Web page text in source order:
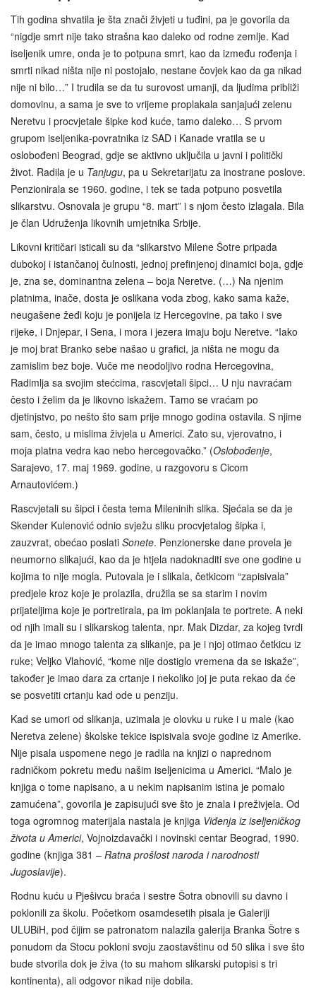
Tih godina shvatila je šta znači živjeti u tuđini, pa je govorila da
“nigdje smrt nije tako strašna kao daleko od rodne zemlje. Kad
iseljenik umre, onda je to potpuna smrt, kao da između rođenja i
smrti nikad ništa nije ni postojalo, nestane čovjek kao da ga nikad
nije ni bilo…” I trudila se da tu surovost umanji, da ljudima približi
domovinu, a sama je sve to vrijeme proplakala sanjajući zelenu
Neretvu i procvjetale šipke kod kuće, tamo daleko… S prvom
grupom iseljenika-povratnika iz SAD i Kanade vratila se u
oslobođeni Beograd, gdje se aktivno uključila u javni i politički
život. Radila je u Tanjugu, pa u Sekretarijatu za inostrane poslove.
Penzionirala se 1960. godine, i tek se tada potpuno posvetila
slikarstvu. Osnovala je grupu “8. mart” i s njom često izlagala. Bila
je član Udruženja likovnih umjetnika Srbije.
Likovni kritičari isticali su da “slikarstvo Milene Šotre pripada
dubokoj i istančanoj čulnosti, jednoj prefinjenoj dinamici boja, gdje
je, zna se, dominantna zelena – boja Neretve. (…) Na njenim
platnima, inače, dosta je oslikana voda zbog, kako sama kaže,
neugašene žeđi koju je ponijela iz Hercegovine, pa tako i sve
rijeke, i Dnjepar, i Sena, i mora i jezera imaju boju Neretve. “Iako
je moj brat Branko sebe našao u grafici, ja ništa ne mogu da
zamislim bez boje. Vuče me neodoljivo rodna Hercegovina,
Radimlja sa svojim stećcima, rascvjetali šipci… U nju navraćam
često i želim da je likovno iskažem. Tamo se vraćam po
djetinjstvo, po nešto što sam prije mnogo godina ostavila. S njime
sam, često, u mislima živjela u Americi. Zato su, vjerovatno, i
moja platna vedra kao nebo hercegovačko.” (Oslobođenje,
Sarajevo, 17. maj 1969. godine, u razgovoru s Cicom
Arnautovićem.)
Rascvjetali su šipci i česta tema Mileninih slika. Sjećala se da je
Skender Kulenović odnio svježu sliku procvjetalog šipka i,
zauzvrat, obećao poslati Sonete. Penzionerske dane provela je
neumorno slikajući, kao da je htjela nadoknaditi sve one godine u
kojima to nije mogla. Putovala je i slikala, četkicom “zapisivala”
predjele kroz koje je prolazila, družila se sa starim i novim
prijateljima koje je portretirala, pa im poklanjala te portrete. A neki
od njih imali su i slikarskog talenta, npr. Mak Dizdar, za kojeg tvrdi
da je imao mnogo talenta za slikanje, pa je i njoj otimao četkicu iz
ruke; Veljko Vlahović, “kome nije dostiglo vremena da se iskaže”,
također je imao dara za crtanje i nekoliko joj je puta rekao da će
se posvetiti crtanju kad ode u penziju.
Kad se umori od slikanja, uzimala je olovku u ruke i u male (kao
Neretva zelene) školske tekice ispisivala svoje godine iz Amerike.
Nije pisala uspomene nego je radila na knjizi o naprednom
radničkom pokretu među našim iseljenicima u Americi. “Malo je
knjiga o tome napisano, a u nekim napisanim istina je pomalo
zamućena”, govorila je zapisujući sve što je znala i preživjela. Od
toga ogromnog materijala nastala je knjiga Viđenja iz iseljeničkog
života u Americi, Vojnoizdavački i novinski centar Beograd, 1990.
godine (knjiga 381 – Ratna prošlost naroda i narodnosti
Jugoslavije).
Rodnu kuću u Pješivcu braća i sestre Šotra obnovili su davno i
poklonili za školu. Početkom osamdesetih pisala je Galeriji
ULUBiH, pod čijim se patronatom nalazila galerija Branka Šotre s
ponudom da Stocu pokloni svoju zaostavštinu od 50 slika i sve što
bude stvorila dok je živa (to su mahom slikarski putopisi s tri
kontinenta), ali odgovor nikad nije dobila.